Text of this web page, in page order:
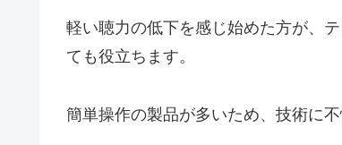
軽い聴力の低下を感じ始めた方が、
ても役立ちます。
簡単操作の製品が多いため、技術に